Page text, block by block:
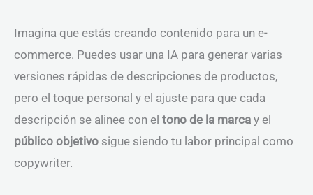
Imagina que estás creando contenido para un e-
commerce. Puedes usar una IA para generar varias
versiones rápidas de descripciones de productos,
pero el toque personal y el ajuste para que cada
descripción se alinee con el tono de la marca y el
público objetivo sigue siendo tu labor principal como
copywriter.